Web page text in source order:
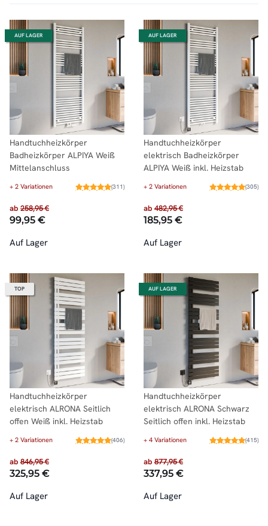
AUF LAGER
Handtuchheizkörper
Badheizkörper ALPIYA Weiß
Mittelanschluss
+ 2 Variationen (311)
ab 258,95 €
99,95 €
Auf Lager
AUF LAGER
Handtuchheizkörper
elektrisch Badheizkörper
ALPIYA Weiß inkl. Heizstab
+ 2 Variationen (305)
ab 482,95 €
185,95 €
Auf Lager
TOP
Handtuchheizkörper
elektrisch ALRONA Seitlich
offen Weiß inkl. Heizstab
+ 2 Variationen (406)
ab 846,95 €
325,95 €
Auf Lager
AUF LAGER
Handtuchheizkörper
elektrisch ALRONA Schwarz
Seitlich offen inkl. Heizstab
+ 4 Variationen (415)
ab 877,95 €
337,95 €
Auf Lager